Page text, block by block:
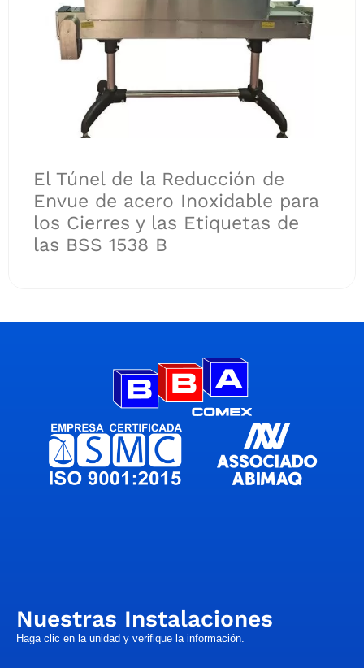
El Túnel de la Reducción de
Envue de acero Inoxidable para
los Cierres y las Etiquetas de
las BSS 1538 B
Nuestras Instalaciones
Haga clic en la unidad y verifique la información.